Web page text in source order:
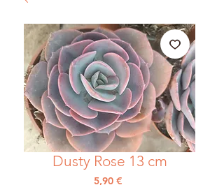
Dusty Rose 13 cm
5,90 €Precio